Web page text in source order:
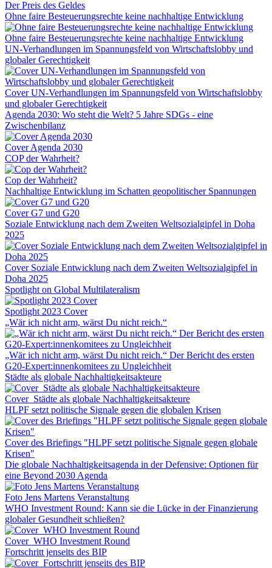
Der Preis des Geldes
Ohne faire Besteuerungsrechte keine nachhaltige Entwicklung
Ohne faire Besteuerungsrechte keine nachhaltige Entwicklung
UN-Verhandlungen im Spannungsfeld von Wirtschaftslobby und
globaler Gerechtigkeit
Cover UN-Verhandlungen im Spannungsfeld von Wirtschaftslobby
und globaler Gerechtigkeit
Agenda 2030: Wo steht die Welt? 5 Jahre SDGs - eine
Zwischenbilanz
Cover Agenda 2030
COP der Wahrheit?
Cop der Wahrheit?
Nachhaltige Entwicklung im Schatten geopolitischer Spannungen
Cover G7 und G20
Soziale Entwicklung nach dem Zweiten Weltsozialgipfel in Doha
2025
Cover Soziale Entwicklung nach dem Zweiten Weltsozialgipfel in
Doha 2025
Spotlight on Global Multilateralism
Spotlight 2023 Cover
„Wär ich nicht arm, wärst Du nicht reich.“
„Wär ich nicht arm, wärst Du nicht reich.“ Der Bericht des ersten
G20-Expert:innenkomitees zu Ungleichheit
Städte als globale Nachhaltigkeitsakteure
Cover_Städte als globale Nachhaltigkeitsakteure
HLPF setzt politische Signale gegen die globalen Krisen
Cover des Briefings "HLPF setzt politische Signale gegen globale
Krisen"
Die globale Nachhaltigkeitsagenda in der Defensive: Optionen für
eine Beyond 2030 Agenda
Foto Jens Martens Veranstaltung
WHO Investment Round: Kann sie die Lücke in der Finanzierung
globaler Gesundheit schließen?
Cover_WHO Investment Round
Fortschritt jenseits des BIP